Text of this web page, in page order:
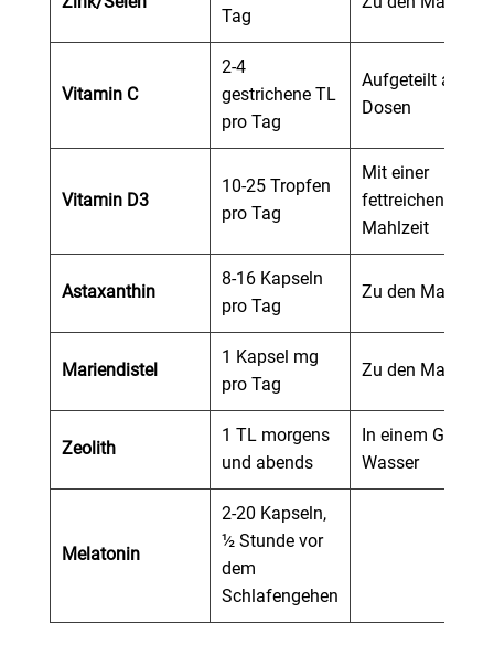
Tag
Vitamin C
2-4
gestrichene TL
pro Tag
Aufgeteilt auf
Dosen
Vitamin D3
10-25 Tropfen
pro Tag
Mit einer
fettreichen
Mahlzeit
Astaxanthin
8-16 Kapseln
pro Tag
Zu den
Mariendistel
1 Kapsel mg
pro Tag
Zu den
Zeolith
1 TL morgens
und abends
In einem Glas
Wasser
Melatonin
2-20 Kapseln,
½ Stunde vor
dem
Schlafengehen